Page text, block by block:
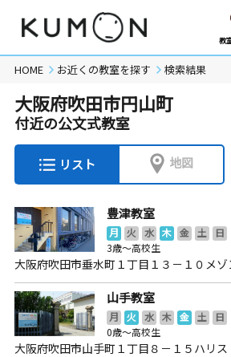
教
HOME お近くの教室を探す 検索結果
大阪府吹田市円山町
付近の公文式教室
リスト 地図
豊津教室
月 火 水 木 金 土
日
3歳～高校生
大阪府吹田市垂水町１丁目１３－１０メゾ
山手教室
月 火 水 木 金 土
日
0歳～高校生
大阪府吹田市山手町１丁目８－１５ハリ